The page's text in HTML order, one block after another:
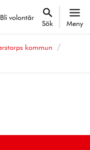
Bli volontär
Sök Meny
kommun